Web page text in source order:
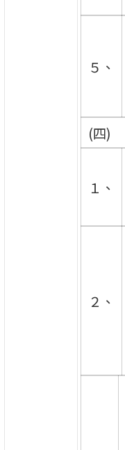
５、
(四)
１、
２、